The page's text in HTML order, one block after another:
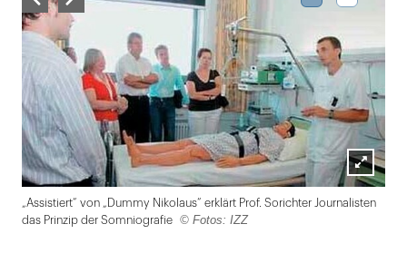
Lightbox
öffnen
„Assistiert“ von „Dummy Nikolaus“ erklärt Prof. Sorichter Journalisten
das Prinzip der Somniografie
© Fotos: IZZ